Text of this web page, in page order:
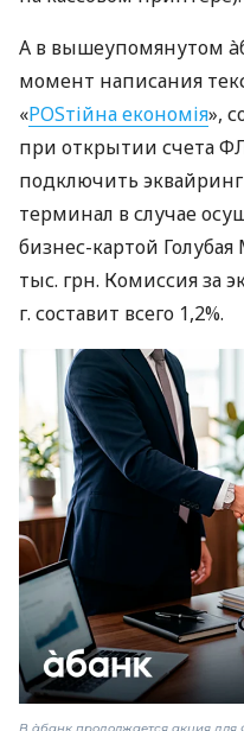
А в вышеупомянутом
момент написания
«POSтійна економія»,
при открытии счета
подключить эквайринг
терминал в случае
бизнес-картой
тыс. грн. Комиссия за
г. составит всего 1,2%.